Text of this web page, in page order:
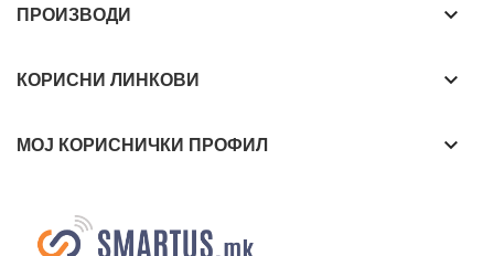
ПРОИЗВОДИ keyboard_arrow_down
КОРИСНИ ЛИНКОВИ keyboard_arrow_down
МОЈ КОРИСНИЧКИ ПРОФИЛ keyboard_arrow_down